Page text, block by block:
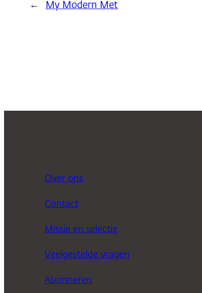
← My Modern Met
Over ons
Contact
Missie en selectie
Veelgestelde vragen
Abonneren